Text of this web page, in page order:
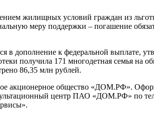
жилищных условий граждан из
меру поддержки – погашение
в дополнение к федеральной
получила 171 многодетная семья на
86,35 млн рублей.
акционерное общество «ДОМ.РФ».
центр ПАО «ДОМ.РФ» по